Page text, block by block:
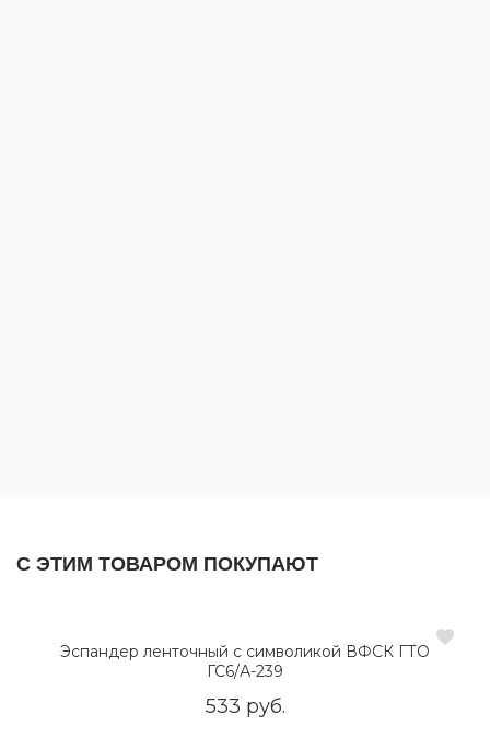
С ЭТИМ ТОВАРОМ ПОКУПАЮТ
Эспандер ленточный с символикой ВФСК ГТО
ГС6/А-239
533 руб.